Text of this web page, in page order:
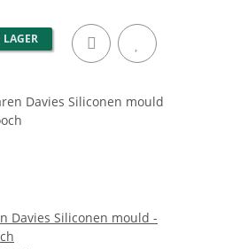
LAGER
Davies Siliconen mould -